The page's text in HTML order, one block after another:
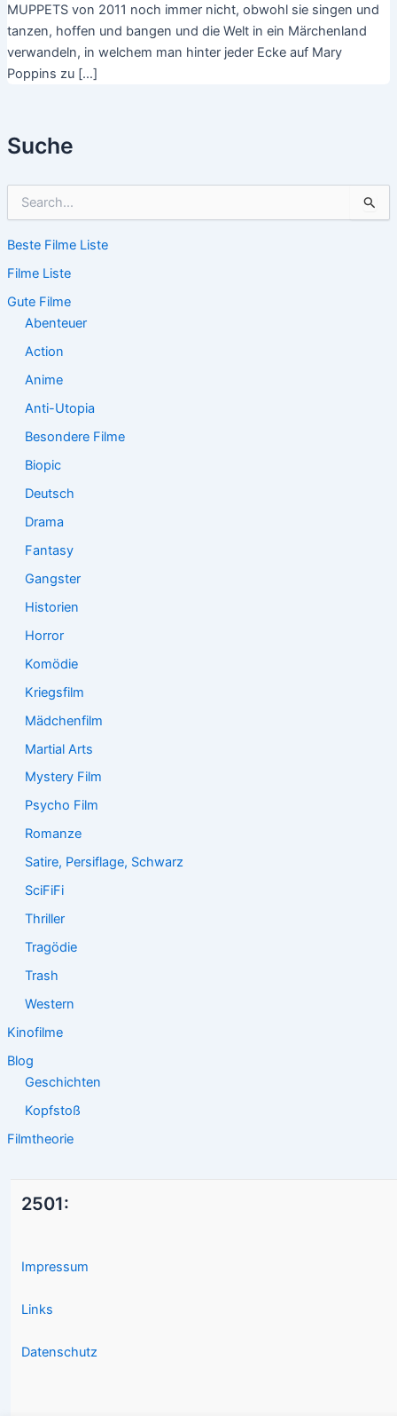
Suche
h
n
n
Beste Filme Liste
Filme Liste
Gute Filme
Abenteuer
Action
Anime
Anti-Utopia
Besondere Filme
Biopic
Deutsch
Drama
Fantasy
Gangster
Historien
Horror
Komödie
Kriegsfilm
Mädchenfilm
Martial Arts
Mystery Film
Psycho Film
Romanze
Satire, Persiflage, Schwarz
SciFiFi
Thriller
Tragödie
Trash
Western
Kinofilme
Blog
Geschichten
Kopfstoß
Filmtheorie
MUPPETS von 2011 noch immer nicht, obwohl sie singen und
tanzen, hoffen und bangen und die Welt in ein Märchenland
verwandeln, in welchem man hinter jeder Ecke auf Mary
Poppins zu […]
2501:
Impressum
Links
Datenschutz